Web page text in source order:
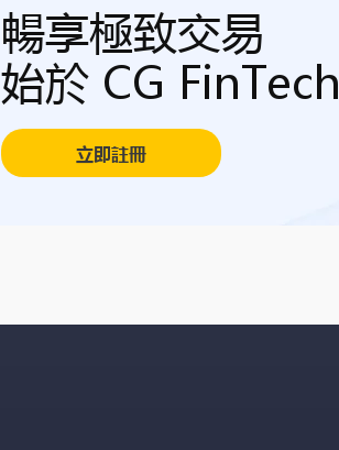
暢享極致交易
始於 CG
立即註冊